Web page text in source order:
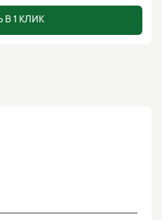
В 1 КЛИК